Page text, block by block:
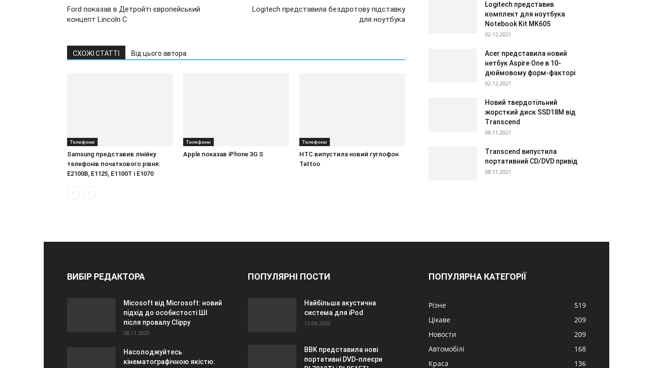
Ford показав в Детройті європейський
концепт Lincoln C
Logitech представила бездротову підставку
для ноутбука
СХОЖІ СТАТТІ Від цього автора
Телефони
Samsung представив лінійку
телефонів початкового рівня:
E2100B, E1125, E1100T і E1070
Телефони
Apple показав iPhone 3G S
Телефони
HTC випустила новий гуглофон
Tattoo
Logitech представив
комплект для ноутбука
Notebook Kit MK605
02.12.2021
Acer представила новий
нетбук Aspire One в 10-
дюймовому форм-факторі
02.12.2021
Новий твердотільний
жорсткий диск SSD18M від
Transcend
08.11.2021
Transcend випустила
портативний CD/DVD привід
08.11.2021
ВИБІР РЕДАКТОРА
Micosoft від Microsoft: новий
підхід до особистості ШІ
після провалу Clippy
08.11.2025
Насолоджуйтесь
кінематографічною якістю:
ПОПУЛЯРНІ ПОСТИ
Найбільша акустична
система для iPod
13.04.2020
BBK представила нові
портативні DVD-плеєри
ПОПУЛЯРНА КАТЕГОРІЇ
Різне
519
Цікаве
209
Новости
209
Автомобілі
168
Краса
136